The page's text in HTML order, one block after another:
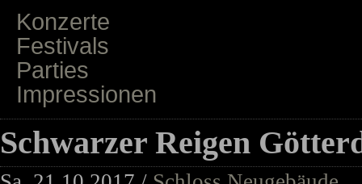
Konzerte
Festivals
Parties
Impressionen
Schwarzer Reigen